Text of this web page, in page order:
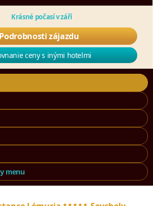
Krásné počasí v září
Podrobnosti zájazdu
ceny s inými hotelmi
menu